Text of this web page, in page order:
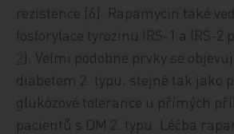
rezistence [6]. Rapamycin také
fosforylace tyrozinu IRS-1 a IRS-2
). Velmi podobné prvky se
diabetem 2. typu, stejně tak jako
glukózové tolerance u přímých
pacientů s DM 2. typu. Léčba